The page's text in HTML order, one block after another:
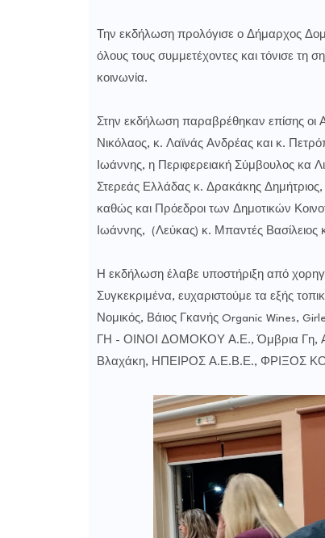
Την εκδήλωση προλόγισε ο Δήμαρχος
όλους τους συμμετέχοντες και τόνισε τη
κοινωνία.
Στην εκδήλωση παραβρέθηκαν επίσης
Νικόλαος, κ. Λαϊνάς Ανδρέας και κ.
Ιωάννης, η Περιφερειακή Σύμβουλος κα
Στερεάς Ελλάδας κ. Δρακάκης
καθώς και Πρόεδροι των Δημοτικών
Ιωάννης, (Λεύκας) κ. Μπαντές
Η εκδήλωση έλαβε υποστήριξη από
Συγκεκριμένα, ευχαριστούμε τα εξής
Νομικός, Βάιος Γκανής Organic Wines,
ΓΗ - ΟΙΝΟΙ ΔΟΜΟΚΟΥ Α.Ε., Όμβρια Γη,
Βλαχάκη, ΗΠΕΙΡΟΣ Α.Ε.Β.Ε., ΦΡΙΞΟΣ